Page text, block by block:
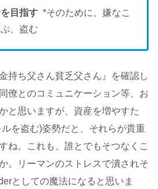
目指す *そのために、嫌なこ
、盗む
持ち父さん貧乏父さん』を確認し
僚とのコミュニケーション等、お
と思いますが、資産を増やすた
を盗む)姿勢だと、それらが貴重
ね。これも、誰とでもそつなくこ
。リーマンのストレスで潰されそ
としての魔法になると思いま